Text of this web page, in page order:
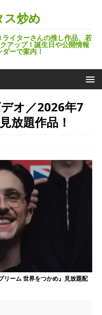
ス炒め
ライターさんの推し作品、若
アップ！誕生日や公開情報
ーで案内！
オ／2026年7
放題作品！
リーム 世界をつかめ』見放題配